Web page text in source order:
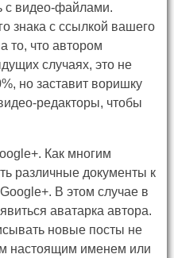
с видео-файлами.
знака с ссылкой вашего
то, что автором
случаях, это не
но заставит воришку
редакторы, чтобы
Как многим
различные документы к
В этом случае в
аватарка автора.
новые посты не
настоящим именем или